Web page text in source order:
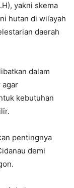
yakni skema
hutan di wilayah
daerah
dalam
agar
kebutuhan
pentingnya
demi